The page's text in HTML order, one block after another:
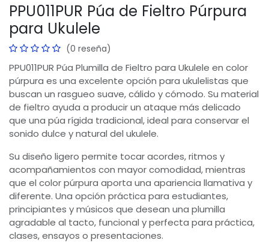
PPU011PUR Púa de Fieltro Púrpura
para Ukulele
(0 reseña)
PPU011PUR Púa Plumilla de Fieltro para Ukulele en color
púrpura es una excelente opción para ukulelistas que
buscan un rasgueo suave, cálido y cómodo. Su material
de fieltro ayuda a producir un ataque más delicado
que una púa rígida tradicional, ideal para conservar el
sonido dulce y natural del ukulele.
Su diseño ligero permite tocar acordes, ritmos y
acompañamientos con mayor comodidad, mientras
que el color púrpura aporta una apariencia llamativa y
diferente. Una opción práctica para estudiantes,
principiantes y músicos que desean una plumilla
agradable al tacto, funcional y perfecta para práctica,
clases, ensayos o presentaciones.